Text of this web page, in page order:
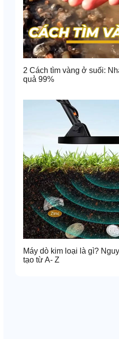
2 Cách tìm vàng ở suối:
quả 99%
Máy dò kim loại là gì?
tạo từ A- Z